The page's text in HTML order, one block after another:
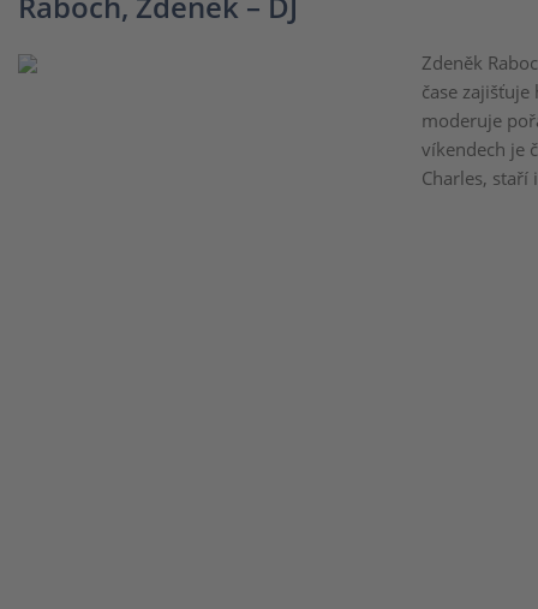
Zdeněk
čase
moderuje
víkendech je
Charles,